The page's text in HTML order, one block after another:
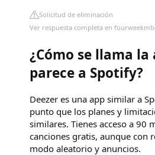
Solicitud de eliminación
Ver respuesta completa en
¿Cómo se llama la
parece a Spotify?
Deezer es una app similar a
punto que los planes y
similares. Tienes acceso a 90
canciones gratis, aunque con
modo aleatorio y anuncios.